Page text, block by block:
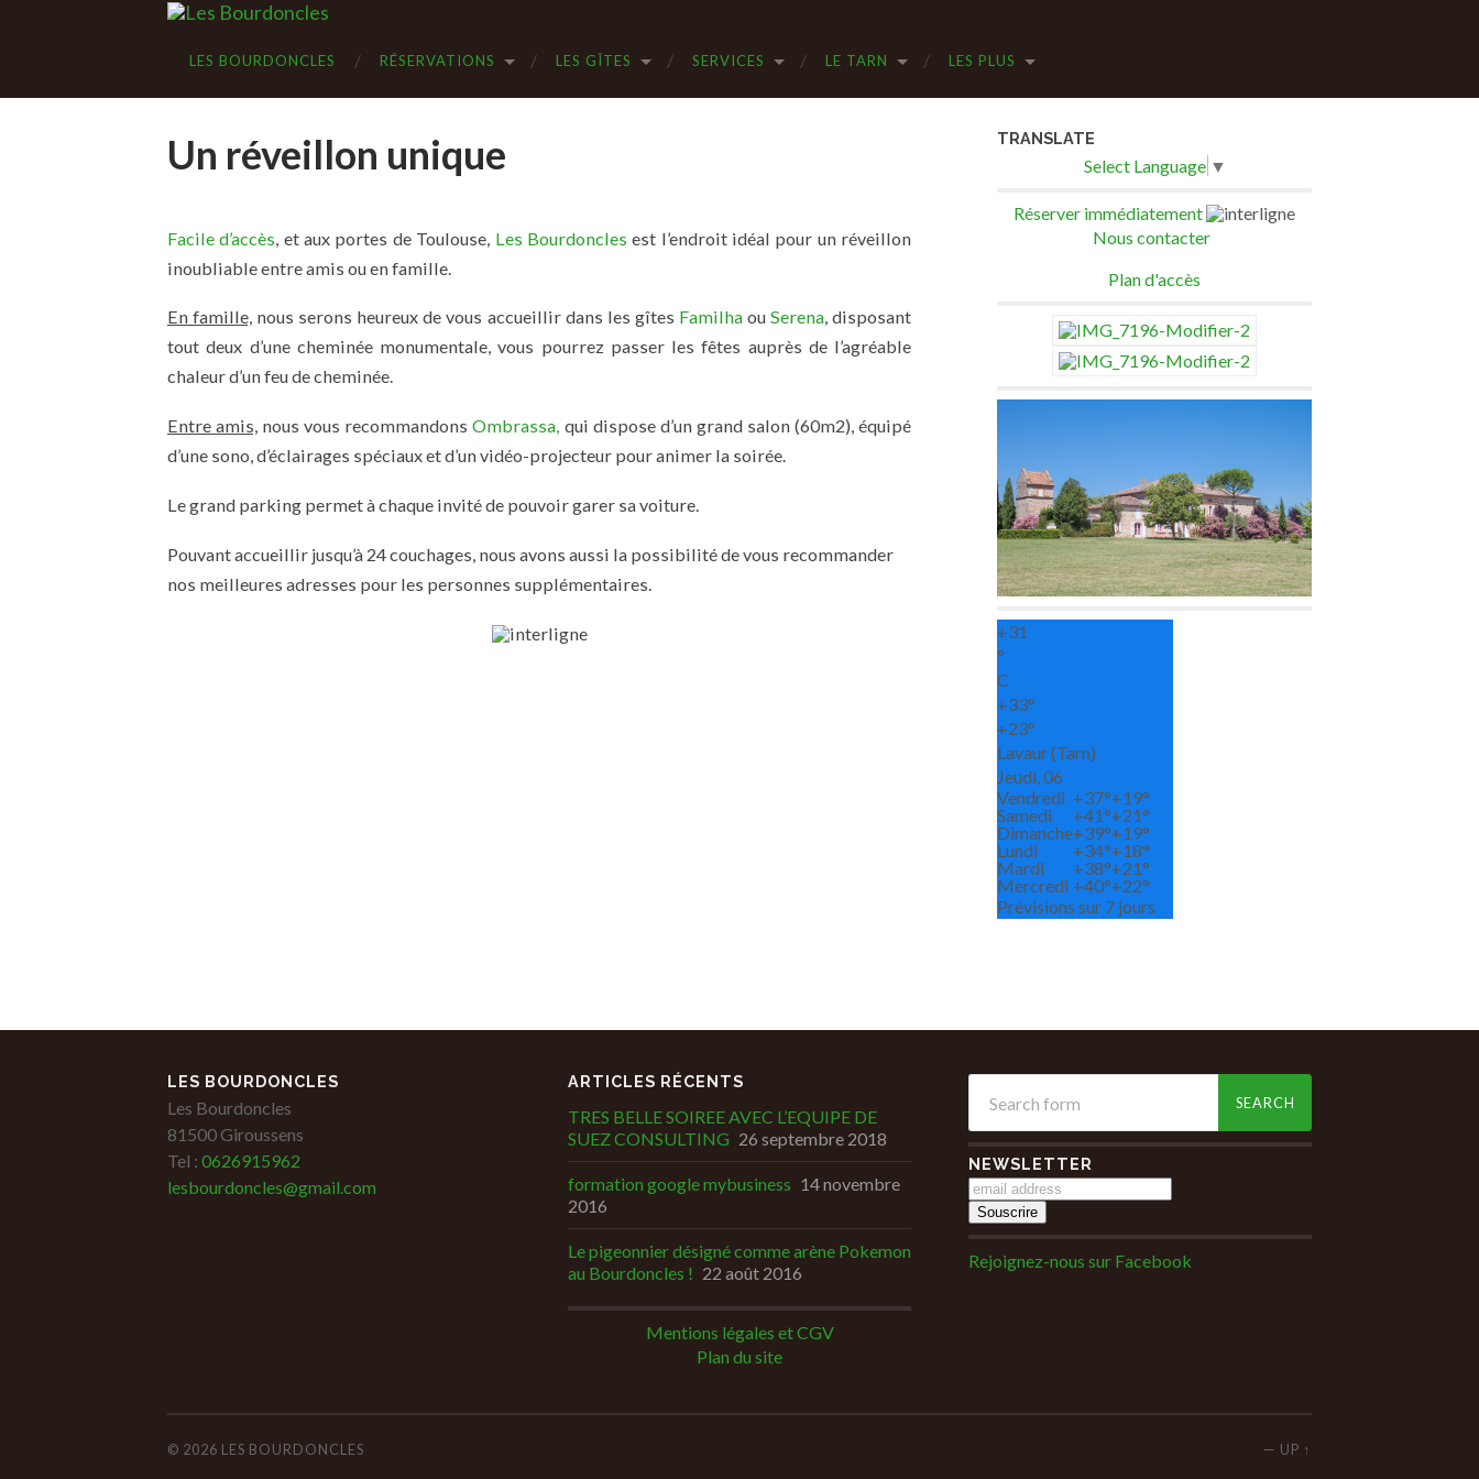
LES BOURDONCLES RÉSERVATIONS LES GÎTES SERVICES LE TARN LES PLUS
Un réveillon unique
Facile d’accès , et aux portes de Toulouse, Les Bourdoncles est l’endroit idéal pour un réveillon
inoubliable entre amis ou en famille.
En famille, nous serons heureux de vous accueillir dans les gîtes Familhaou Serena, disposant
tout deux d’une cheminée monumentale, vous pourrez passer les fêtes auprès de l’agréable
chaleur d’un feu de cheminée.
Entre amis, nous vous recommandonsOmbrassa, qui dispose d’un grand salon (60m2), équipé
d’une sono, d’éclairages spéciaux et d’un vidéo-projecteur pour animer la soirée.
Le grand parking permet à chaque invité de pouvoir garer sa voiture.
Pouvant accueillir jusqu’à 24 couchages, nous avons aussi la possibilité de vous recommander
nos meilleures adresses pour les personnes supplémentaires.
TRANSLATE
Select Language ▼
Réserver immédiatement
Nous contacter
Plan d'accès
+31
°
C
+33°
+23°
Lavaur (Tarn)
Jeudi, 06
Vendredi +37°+19°
Samedi
+41°+21°
Dimanche+39°+19°
Lundi
+34°+18°
Mardi
+38°+21°
Mercredi +40°+22°
Prévisions sur 7 jours
LES BOURDONCLES
Les Bourdoncles
81500 Giroussens
Tel : 0626915962
lesbourdoncles@gmail.com
ARTICLES RÉCENTS
TRES BELLE SOIREE AVEC L’EQUIPE DE
SUEZ CONSULTING 26 septembre 2018
formation google mybusiness 14 novembre
2016
Le pigeonnier désigné comme arène Pokemon
au Bourdoncles ! 22 août 2016
Mentions légales et CGV
Plan du site
NEWSLETTER
Rejoignez-nous sur Facebook
© 2026 LES BOURDONCLES — UP ↑